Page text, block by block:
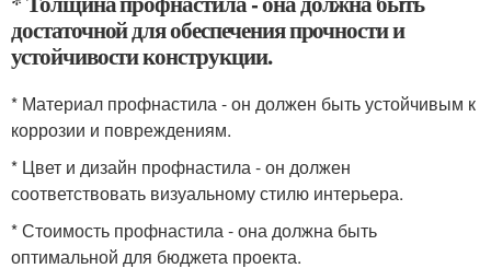
достаточной для обеспечения прочности и
устойчивости конструкции.
* Материал профнастила - он должен быть устойчивым к
коррозии и повреждениям.
* Цвет и дизайн профнастила - он должен
соответствовать визуальному стилю интерьера.
* Стоимость профнастила - она должна быть
оптимальной для бюджета проекта.